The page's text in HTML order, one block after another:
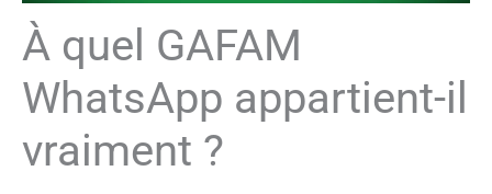
À quel GAFAM
WhatsApp appartient-il
vraiment ?